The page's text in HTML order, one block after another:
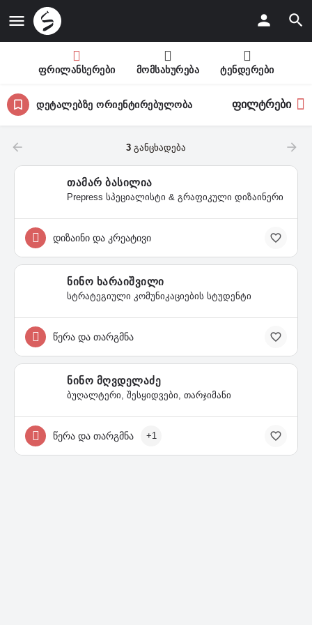
ფრილანსერები მომსახურება ტენდერები
დეტალებზე ორიენტირებულობა ფილტრები
3 განცხადება
თამარ ბასილია
Prepress სპეციალისტი & გრაფიკული დიზაინერი
დიზაინი და კრეატივი
ნინო ხარაიშვილი
სტრატეგიული კომუნიკაციების სტუდენტი
წერა და თარგმნა
ნინო მღვდელაძე
ბუღალტერი, შესყიდვები, თარჯიმანი
წერა და თარგმნა +1